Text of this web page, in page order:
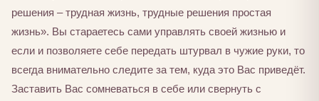
решения – трудная жизнь, трудные решения простая
жизнь». Вы стараетесь сами управлять своей жизнью и
если и позволяете себе передать штурвал в чужие руки, то
всегда внимательно следите за тем, куда это Вас приведёт.
Заставить Вас сомневаться в себе или свернуть с